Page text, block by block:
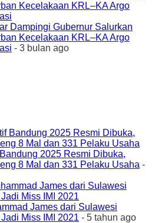
Dampingi Gubernur Salurkan
Kecelakaan KRL–KA Argo
- 3 bulan ago
2025 Resmi Dibuka,
8 Mal dan 331 Pelaku Usaha -
James dari Sulawesi
Miss IMI 2021 - 5 tahun ago